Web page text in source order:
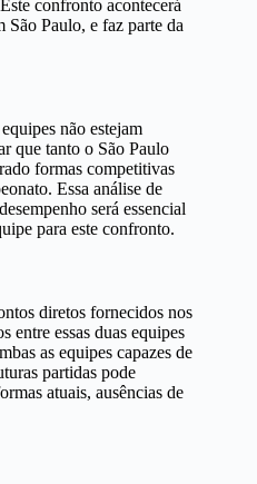
confronto acontecerá
Paulo, e faz parte da
não estejam
que tanto o São Paulo
formas competitivas
Essa análise de
será essencial
para este confronto.
diretos fornecidos nos
entre essas duas equipes
as equipes capazes de
partidas pode
atuais, ausências de